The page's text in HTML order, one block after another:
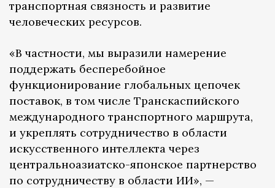
транспортная связность и развитие
человеческих ресурсов.
«В частности, мы выразили намерение
поддержать бесперебойное
функционирование глобальных цепочек
поставок, в том числе Транскаспийского
международного транспортного маршрута,
и укреплять сотрудничество в области
искусственного интеллекта через
центральноазиатско-японское партнерство
по сотрудничеству в области ИИ», —